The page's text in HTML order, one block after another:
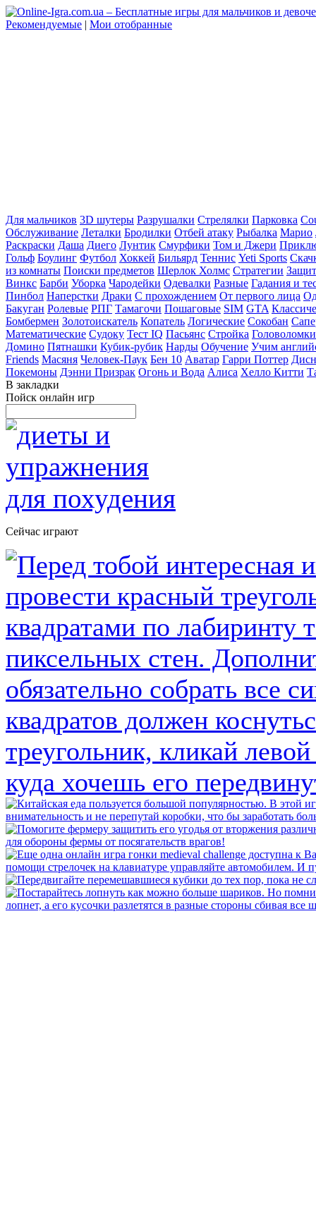
Рекомендуемые | Мои отобранные
Для мальчиков 3D шутеры Разрушалки Стрелялки Парковка
Обслуживание Леталки Бродилки Отбей атаку Рыбалка Марио
Раскраски Даша Диего Лунтик Смурфики Том и Джери
Гольф Боулинг Футбол Хоккей Бильярд Теннис Yeti Sports
из комнаты Поиски предметов Шерлок Холмс Стратегии
Винкс Барби Уборка Чародейки Одевалки Разные Гадания и
Пинбол Наперстки Драки С прохождением От первого лица
Бакуган Ролевые РПГ Тамагочи Пошаговые SIM GTA
Бомбермен Золотоискатель Копатель Логические Сокобан
Математические Судоку Тест IQ Пасьянс Стройка Головоломки
Домино Пятнашки Кубик-рубик Нарды Обучение Учим
Friends Масяня Человек-Паук Бен 10 Аватар Гарри Поттер
Покемоны Дэнни Призрак Огонь и Вода Алиса Хелло Китти
В закладки
Пойск онлайн игр
Сейчас играют